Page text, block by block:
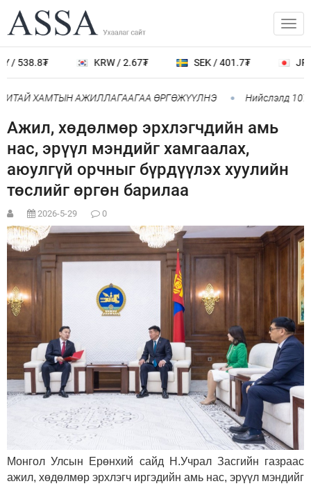
/ 538.8₮ KRW / 2.67₮ SEK / 401.7₮ JPY
ХАМТЫН АЖИЛЛАГААГАА ӨРГӨЖҮҮЛНЭ Нийслэлд 107
Ажил, хөдөлмөр эрхлэгчдийн амь
нас, эрүүл мэндийг хамгаалах,
аюулгүй орчныг бүрдүүлэх хуулийн
төслийг өргөн барилаа
2026-5-29 0
Монгол Улсын Ерөнхий сайд Н.Учрал Засгийн газраас
ажил, хөдөлмөр эрхлэгч иргэдийн амь нас, эрүүл мэндийг